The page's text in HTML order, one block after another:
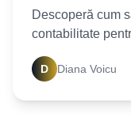
Descoperă cum
contabilitate
D Diana Voicu